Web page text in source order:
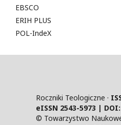
EBSCO
ERIH PLUS
POL-IndeX
Roczniki Teologiczne ·
eISSN 2543-5973 | DOI:
© Towarzystwo